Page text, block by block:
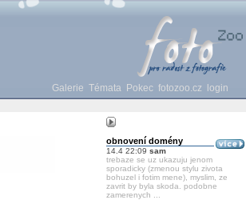
Galerie Témata Pokec fotozoo.cz login
obnovení domény
14.4 22:09 sam
trebaze se uz ukazuju jenom
sporadicky (zmenou stylu zivota
bohuzel i fotim mene), myslim, ze
zavrit by byla skoda. podobne
zamerenych ...